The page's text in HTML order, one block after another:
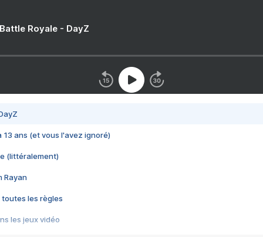
Royale - DayZ
13 ans (et vous l'avez ignoré)
(littéralement)
Rayan
toutes les règles
les jeux vidéo